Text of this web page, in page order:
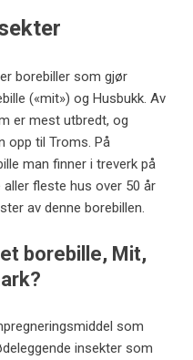
borebiller som gjør
(«mit») og Husbukk. Av
er mest utbredt, og
opp til Troms. På
man finner i treverk på
fleste hus over 50 år
av denne borebillen.
borebille, Mit,
som
insekter som